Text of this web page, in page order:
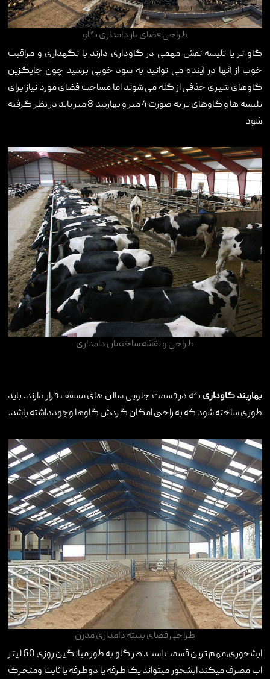
طراحی فضای باز دامداری گاو
گاو نر یا تلیسه نقش مهمی در گاوداری دارند با نگهداری و مراقبت
خوب از آنها در آینده می توانید به سود خوبی برسید چون جایگزین
گاوهای شیری حذفی از گله می شوند اما مساحت فضای مورد نیاز برای
تلیسه ها و گاوهای نر به صورت 4 متر و بهاربند 8 متر باید در نظر گرفته
شود
طراحی و نقشه ساختمان دامداری
بهاربند گاوداری که در قسمت جلویی سالن های مسقف قرار دارند. باید
طوری ساخته شود که به راحتی امکان گردش گاوها وجودداشته باشد.
طراحی فضای بسته دامداری مدرن
ابشخوری،مهم ترین قسمت است. هر گاو به طور میانگین روزی 60 لیتر
اب مصرف میکند ابشخور میتواند یک طرفه یا دوطرفه یا ثابت ومتحرک